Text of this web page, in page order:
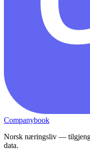
Companybook
Norsk næringsliv —
data.